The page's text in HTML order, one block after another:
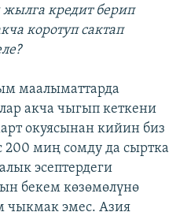
кредит берип
коротуп сактап
маалыматтарда
акча чыгып кеткени
окуясынан кийин биз
200 миң сомду да сыртка
эсептердеги
бекем көзөмөлүнө
чыкмак эмес. Азия